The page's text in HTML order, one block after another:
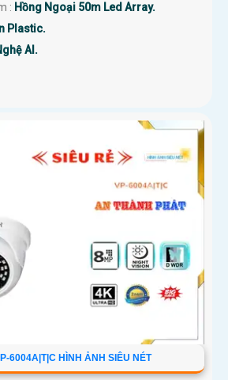
: Hồng Ngoại 50m Led Array.
Plastic.
AI.
6004A|T|C HÌNH ẢNH SIÊU NÉT